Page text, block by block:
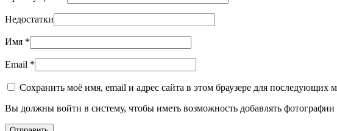
Недостатки
Имя *
Email *
Сохранить моё имя, email и адрес сайта в этом браузере для последующих
Вы должны войти в систему, чтобы иметь возможность добавлять фотографии